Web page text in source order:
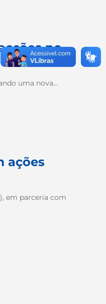
no
uma nova...
ações
em parceria com